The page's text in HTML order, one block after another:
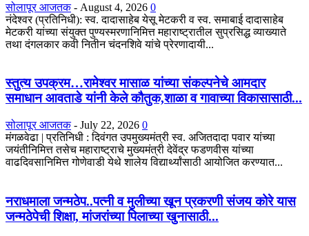
सोलापूर आजतक - August 4, 2026 0
नंदेश्वर (प्रतिनिधी): स्व. दादासाहेब येसू मेटकरी व स्व. समाबाई दादासाहेब
मेटकरी यांच्या संयुक्त पुण्यस्मरणानिमित्त महाराष्ट्रातील सुप्रसिद्ध व्याख्याते
तथा दंगलकार कवी नितीन चंदनशिवे यांचे प्रेरणादायी...
स्तुत्य उपक्रम…रामेश्वर मासाळ यांच्या संकल्पनेचे आमदार
समाधान आवताडे यांनी केले कौतुक,शाळा व गावाच्या विकासासाठी...
सोलापूर आजतक - July 22, 2026 0
मंगळवेढा | प्रतिनिधी : दिवंगत उपमुख्यमंत्री स्व. अजितदादा पवार यांच्या
जयंतीनिमित्त तसेच महाराष्ट्राचे मुख्यमंत्री देवेंद्र फडणवीस यांच्या
वाढदिवसानिमित्त गोणेवाडी येथे शालेय विद्यार्थ्यांसाठी आयोजित करण्यात...
नराधमाला जन्मठेप..पत्नी व मुलीच्या खून प्रकरणी संजय कोरे यास
जन्मठेपेची शिक्षा, मांजरांच्या पिलाच्या खुनासाठी...